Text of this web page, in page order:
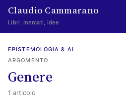
Claudio Cammarano
Libri, mercati, idee
Home
Curated
EPISTEMOLOGIA & AI
ARGOMENTO
Genere
1 articolo